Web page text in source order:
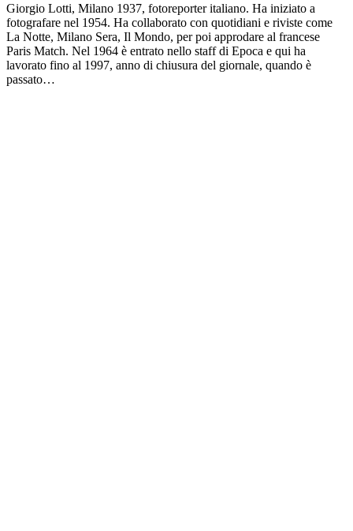
Giorgio Lotti, Milano 1937, fotoreporter italiano. Ha iniziato a
fotografare nel 1954. Ha collaborato con quotidiani e riviste come
La Notte, Milano Sera, Il Mondo, per poi approdare al francese
Paris Match. Nel 1964 è entrato nello staff di Epoca e qui ha
lavorato fino al 1997, anno di chiusura del giornale, quando è
passato…